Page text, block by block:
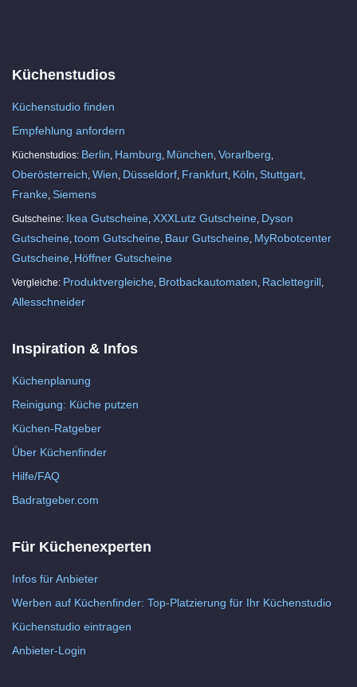
Küchenstudios
Küchenstudio finden
Empfehlung anfordern
Küchenstudios: Berlin Hamburg München Vorarlberg
Oberösterreich Wien Düsseldorf Frankfurt Köln Stuttgart
Franke Siemens
Gutscheine: Ikea Gutscheine XXXLutz Gutscheine Dyson
Gutscheine toom Gutscheine Baur Gutscheine MyRobotcenter
Gutscheine Höffner Gutscheine
Vergleiche: Produktvergleiche Brotbackautomaten Raclettegrill
Allesschneider
Inspiration & Infos
Küchenplanung
Reinigung: Küche putzen
Küchen-Ratgeber
Über Küchenfinder
Hilfe/FAQ
Badratgeber.com
Für Küchenexperten
Infos für Anbieter
Werben auf Küchenfinder: Top-Platzierung für Ihr Küchenstudio
Küchenstudio eintragen
Anbieter-Login